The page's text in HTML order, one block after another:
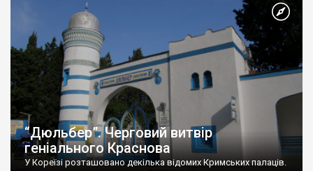
“Дюльбер”. Черговий витвір
геніального Краснова
У Кореїзі розташовано декілька відомих Кримських палаців.